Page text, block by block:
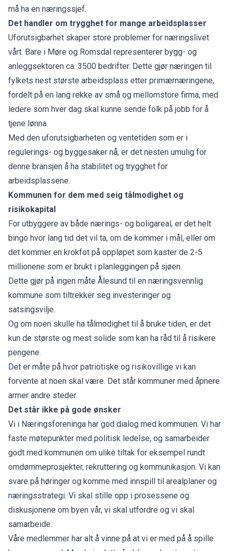
må ha en næringssjef.
Det handler om trygghet for mange arbeidsplasser
Uforutsigbarhet skaper store problemer for næringslivet
vårt. Bare i Møre og Romsdal representerer bygg- og
anleggsektoren ca. 3500 bedrifter. Dette gjør næringen til
fylkets nest største arbeidsplass etter primærnæringene,
fordelt på en lang rekke av små og mellomstore firma, med
ledere som hver dag skal kunne sende folk på jobb for å
tjene lønna.
Med den uforutsigbarheten og ventetiden som er i
regulerings- og byggesaker nå, er det nesten umulig for
denne bransjen å ha stabilitet og trygghet for
arbeidsplassene.
Kommunen for dem med seig tålmodighet og
risikokapital
For utbyggere av både nærings- og boligareal, er det helt
bingo hvor lang tid det vil ta, om de kommer i mål, eller om
det kommer en krokfot på oppløpet som kaster de 2-5
millionene som er brukt i planleggingen på sjøen.
Dette gjør på ingen måte Ålesund til en næringsvennlig
kommune som tiltrekker seg investeringer og
satsingsvilje.
Og om noen skulle ha tålmodighet til å bruke tiden, er det
kun de største og mest solide som kan ha råd til å risikere
pengene.
Det er måte på hvor patriotiske og risikovillige vi kan
forvente at noen skal være. Det står kommuner med åpnere
armer andre steder.
Det står ikke på gode ønsker
Vi i Næringsforeninga har god dialog med kommunen. Vi har
faste møtepunkter med politisk ledelse, og samarbeider
godt med kommunen om ulike tiltak for eksempel rundt
omdømmeprosjekter, rekruttering og kommunikasjon. Vi kan
svare på høringer og komme med innspill til arealplaner og
næringsstrategi. Vi skal stille opp i prosessene og
diskusjonene om byen vår, vi skal utfordre og vi skal
samarbeide.
Våre medlemmer har alt å vinne på at vi er med på å spille